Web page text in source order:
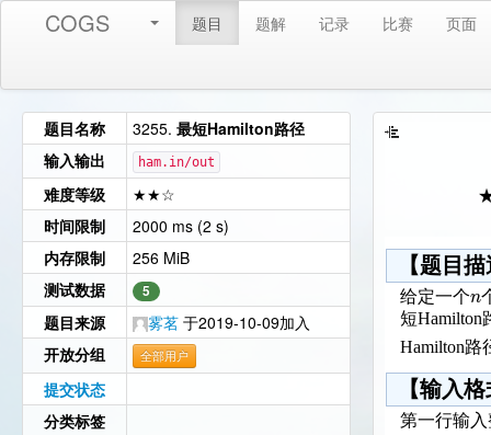
COGS 题目 题解 记录 比赛 页面
题目名称 3255. 最短Hamilton路径
输入输出
ham.in/out
难度等级
★★☆
时间限制
2000 ms (2 s)
内存限制
256 MiB
测试数据
5
题目来源 雾茗 于2019-10-09加入
开放分组
全部用户
提交状态
分类标签
【题目
给定一个n
短Hamilton
Hamilton
【输入
第一行输